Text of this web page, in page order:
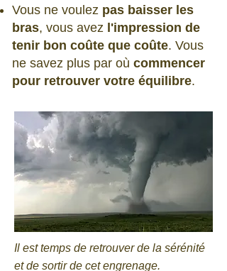
Vous ne voulez pas baisser les
bras, vous avez l'impression de
tenir bon coûte que coûte. Vous
ne savez plus par où commencer
pour retrouver votre équilibre.
Il est temps de retrouver de la sérénité
et de sortir de cet engrenage.